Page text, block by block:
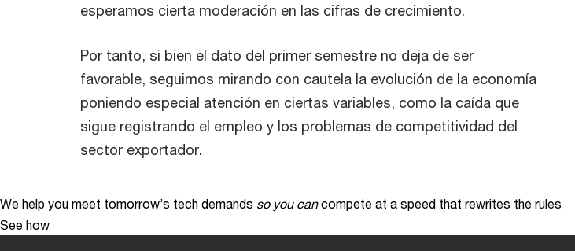
esperamos cierta moderación en las cifras de crecimiento.
Por tanto, si bien el dato del primer semestre no deja de ser
favorable, seguimos mirando con cautela la evolución de la economía
poniendo especial atención en ciertas variables, como la caída que
sigue registrando el empleo y los problemas de competitividad del
sector exportador.
We help you meet tomorrow’s tech demands so you can compete at a speed that rewrites the rules
See how